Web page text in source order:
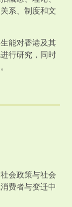
系、制度和文
能对香港及其
行研究，同时
会政策与社会
费者与变迁中